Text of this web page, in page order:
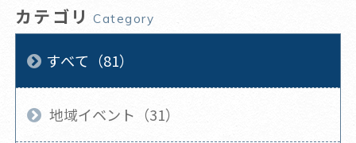
カテゴリ Category
すべて（81）
地域イベント（31）